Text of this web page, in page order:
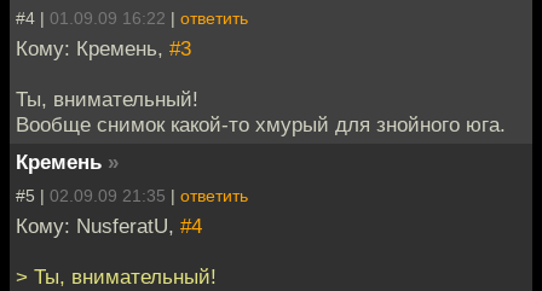
#4 | 01.09.09 16:22 | ответить
Кому: Кремень, #3
Ты, внимательный!
Вообще снимок какой-то хмурый для знойного юга.
Кремень »
#5 | 02.09.09 21:35 | ответить
Кому: NusferatU, #4
> Ты, внимательный!